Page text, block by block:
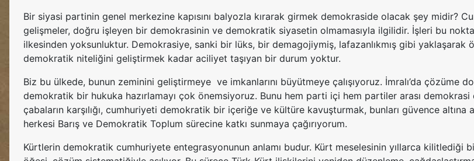
Bir siyasi partinin genel merkezine kapısını balyozla kırarak girmek demokraside olacak şey midir?
gelişmeler, doğru işleyen bir demokrasinin ve demokratik siyasetin olmamasıyla ilgilidir. İşleri bu
ilkesinden yoksunluktur. Demokrasiye, sanki bir lüks, bir demagojiymiş, lafazanlıkmış gibi yaklaşarak
demokratik niteliğini geliştirmek kadar aciliyet taşıyan bir durum yoktur.
Biz bu ülkede, bunun zeminini geliştirmeye ve imkanlarını büyütmeye çalışıyoruz. İmralı’da çözüme
demokratik bir hukuka hazırlamayı çok önemsiyoruz. Bunu hem parti içi hem partiler arası
çabaların karşılığı, cumhuriyeti demokratik bir içeriğe ve kültüre kavuşturmak, bunları güvence
herkesi Barış ve Demokratik Toplum sürecine katkı sunmaya çağırıyorum.
Kürtlerin demokratik cumhuriyete entegrasyonunun anlamı budur. Kürt meselesinin yıllarca kilitlediği